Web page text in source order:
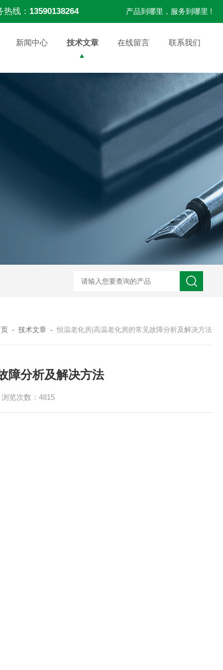
热线： 13590138264 产品到哪里，服务到哪里 !
新闻中心 技术文章 在线留言 联系我们
TOG225无尘无氧化烤箱 TM100-2洁净干燥箱
- 技术文章 -恒温老化房|高温老化房的常见故障分析及解决方法
障分析及解决方法
浏览次数：4815